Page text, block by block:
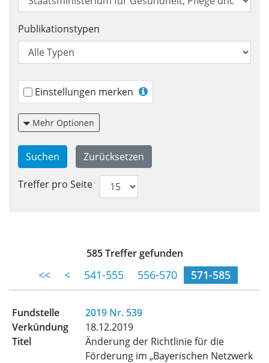
Publikationstypen
Einstellungen merken
Mehr Optionen
Treffer pro Seite
585 Treffer gefunden
<< < 541-555 556-570 (momentane
571-585
2019 Nr. 539
18.12.2019
Änderung der Richtlinie für die
Förderung im „Bayerischen Netzwerk